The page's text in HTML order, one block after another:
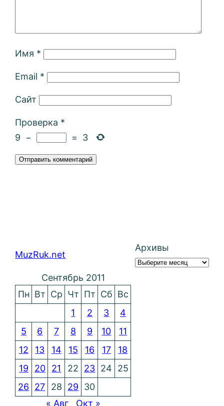
Имя *
Email *
Сайт
Проверка *
9 − = 3
MuzRuk.net
Архивы
Сентябрь 2011
Пн Вт Ср Чт Пт Сб Вс
1
2 3
4
5
6 7 8 9 10
11
12
13 14 15 16 17
18
19
20 21 22 23 24
25
26
27 28 29
30
« Авг
Окт »